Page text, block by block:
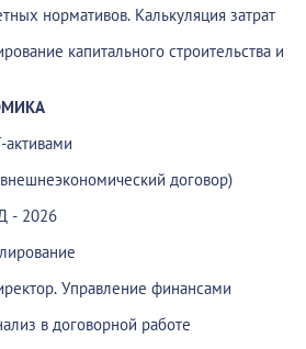
нормативов. Калькуляция затрат
капитального строительства и
договор)
- 2026
Управление финансами
в договорной работе